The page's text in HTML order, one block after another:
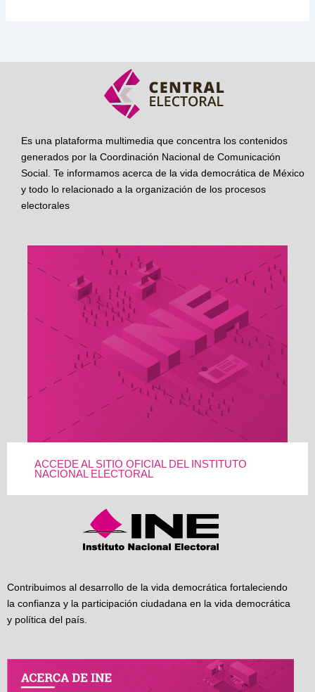
Es una plataforma multimedia que concentra los contenidos
generados por la Coordinación Nacional de Comunicación
Social. Te informamos acerca de la vida democrática de México
y todo lo relacionado a la organización de los procesos
electorales
ACCEDE AL SITIO OFICIAL DEL INSTITUTO
NACIONAL ELECTORAL
Contribuimos al desarrollo de la vida democrática fortaleciendo
la confianza y la participación ciudadana en la vida democrática
y política del país.